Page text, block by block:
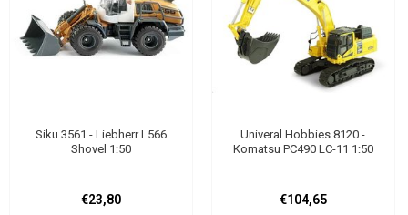
Siku 3561 - Liebherr L566
Shovel 1:50
€23,80
Univeral Hobbies 8120 -
Komatsu PC490 LC-11 1:50
€104,65